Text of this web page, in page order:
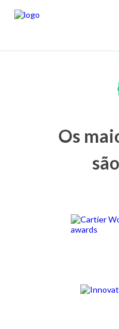
Os